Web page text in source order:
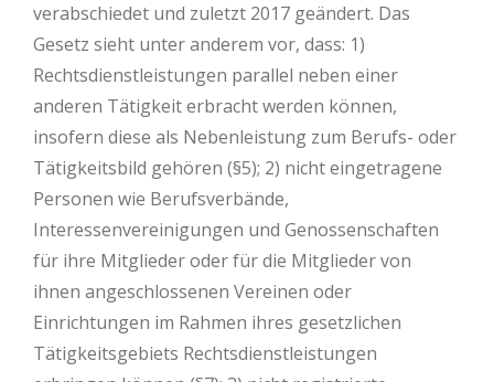
verabschiedet und zuletzt 2017 geändert. Das
Gesetz sieht unter anderem vor, dass: 1)
Rechtsdienstleistungen parallel neben einer
anderen Tätigkeit erbracht werden können,
insofern diese als Nebenleistung zum Berufs- oder
Tätigkeitsbild gehören (§5); 2) nicht eingetragene
Personen wie Berufsverbände,
Interessenvereinigungen und Genossenschaften
für ihre Mitglieder oder für die Mitglieder von
ihnen angeschlossenen Vereinen oder
Einrichtungen im Rahmen ihres gesetzlichen
Tätigkeitsgebiets Rechtsdienstleistungen